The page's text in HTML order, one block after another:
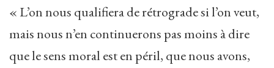
« L’on nous qualifiera de rétrograde si l’on veut,
mais nous n’en continuerons pas moins à dire
que le sens moral est en péril, que nous avons,